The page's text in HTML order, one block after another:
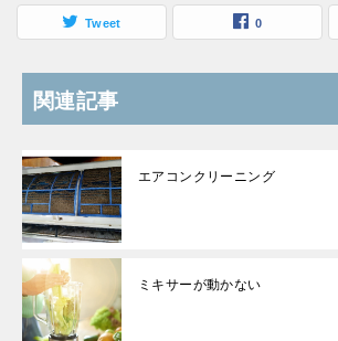
Tweet 0
関連記事
エアコンクリーニング
ミキサーが動かない